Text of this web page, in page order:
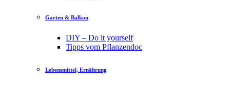
Garten & Balkon
DIY – Do it yourself
Tipps vom Pflanzendoc
Lebensmittel, Ernährung